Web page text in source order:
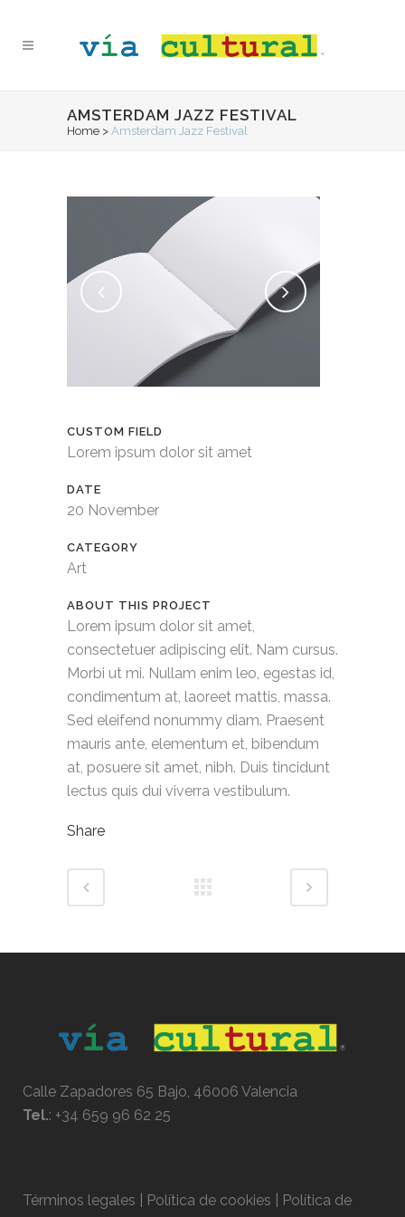
AMSTERDAM JAZZ FESTIVAL
Home > Amsterdam Jazz Festival
CUSTOM FIELD
Lorem ipsum dolor sit amet
DATE
20 November
CATEGORY
Art
ABOUT THIS PROJECT
Lorem ipsum dolor sit amet,
consectetuer adipiscing elit. Nam cursus.
Morbi ut mi. Nullam enim leo, egestas id,
condimentum at, laoreet mattis, massa.
Sed eleifend nonummy diam. Praesent
mauris ante, elementum et, bibendum
at, posuere sit amet, nibh. Duis tincidunt
lectus quis dui viverra vestibulum.
Share
Calle Zapadores 65 Bajo, 46006 Valencia
Tel.: +34 659 96 62 25
Términos legales | Política de cookies | Política de